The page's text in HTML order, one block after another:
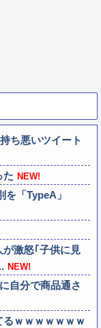
ち悪いツイート
た NEW!
を「TypeA」
が激怒｢子供に見
NEW!
自分で商品通さ
るｗｗｗｗｗｗｗ